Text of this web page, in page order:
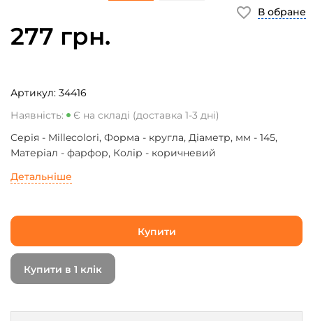
277 грн.
Артикул: 34416
Наявність:
Є на складі (доставка 1-3 дні)
Серія - Millecolori, Форма - кругла, Діаметр, мм - 145,
Матеріал - фарфор, Колір - коричневий
Детальніше
Купити
Купити в 1 клік
В обране